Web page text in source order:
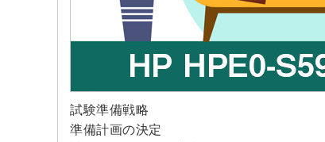
試験準備戦略
準備計画の決定